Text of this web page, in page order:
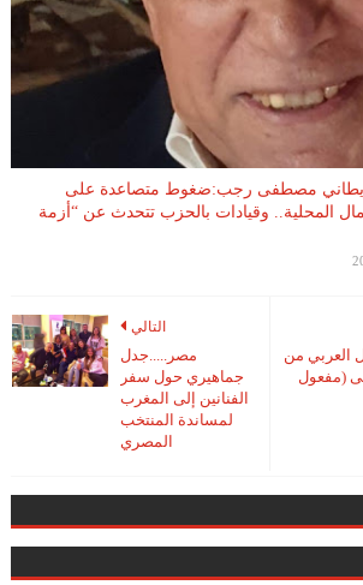
مصطفى رجب:ضغوط متصاعدة على
المحلية.. وقيادات بالحزب تتحدث عن “أزمة
التالي
مصر.....جدل
جماهيري حول سفر
الفنانين إلى المغرب
لمساندة المنتخب
المصري
العربي من
(مفعول